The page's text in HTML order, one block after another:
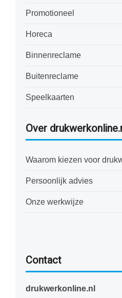
Promotioneel
Horeca
Binnenreclame
Buitenreclame
Speelkaarten
Over
Waarom kiezen voor
Persoonlijk advies
Onze werkwijze
Contact
drukwerkonline.nl